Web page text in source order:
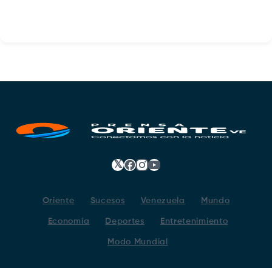
𝕏 Facebook
Instagram
YouTube
Oriente Sucesos Venezuela Mundo
Economía Deportes Entretenimiento
Modo Mundial